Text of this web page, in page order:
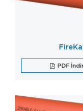
PDF